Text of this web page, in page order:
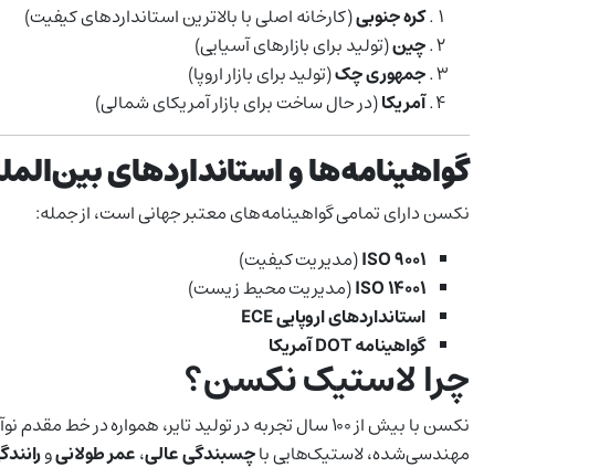
کره جنوبی(کارخانه اصلی با بالاترین استانداردهای کیفیت)
چین(تولید برای بازارهای آسیایی)
جمهوری چک(تولید برای بازار اروپا)
آمریکا(در حال ساخت برای بازار آمریکای شمالی)
گواهینامه‌ها و استانداردهای
نکسن دارای تمامی گواهینامه‌های معتبر جهانی است، از جمله:
ISO 9001(مدیریت کیفیت)
ISO 14001(مدیریت محیط زیست)
استانداردهای اروپایی ECE
گواهینامه DOT آمریکا
چرا لاستیک نکسن؟
نکسن با بیش از ۱۰۰ سال تجربه در تولید تایر،
مهندسی‌شده، لاستیک‌هایی باچسبندگی عالی،عمر طولانیو